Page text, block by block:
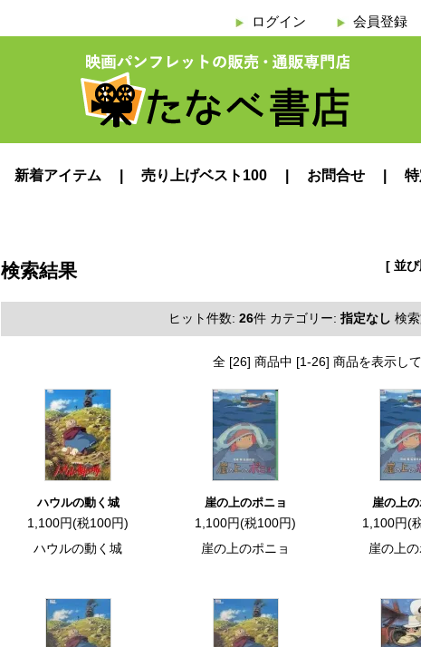
ログイン 会員登録
新着アイテム 売り上げベスト100 お問合せ
[ 並
検索結果
ヒット件数: 26件 カテゴリー: 指定なし 検
全 [26] 商品中 [1-26] 商品を表示し
ハウルの動く城
1,100円(税100円)
ハウルの動く城
崖の上のポニョ
1,100円(税100円)
崖の上のポニョ
崖の上
1,100円(
崖の上